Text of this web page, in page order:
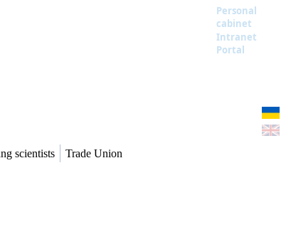
Personal
cabinet
Intranet
Portal
scientists Trade Union